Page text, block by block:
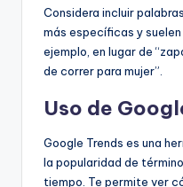
Considera incluir
más específicas y
ejemplo, en lugar de
de correr para mujer”.
Uso de
Google Trends es una
la popularidad de
tiempo. Te permite ver